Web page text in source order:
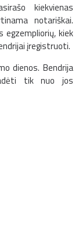
kiekvienas
notariškai.
kiek
įregistruoti.
dienos. Bendrija
tik nuo jos